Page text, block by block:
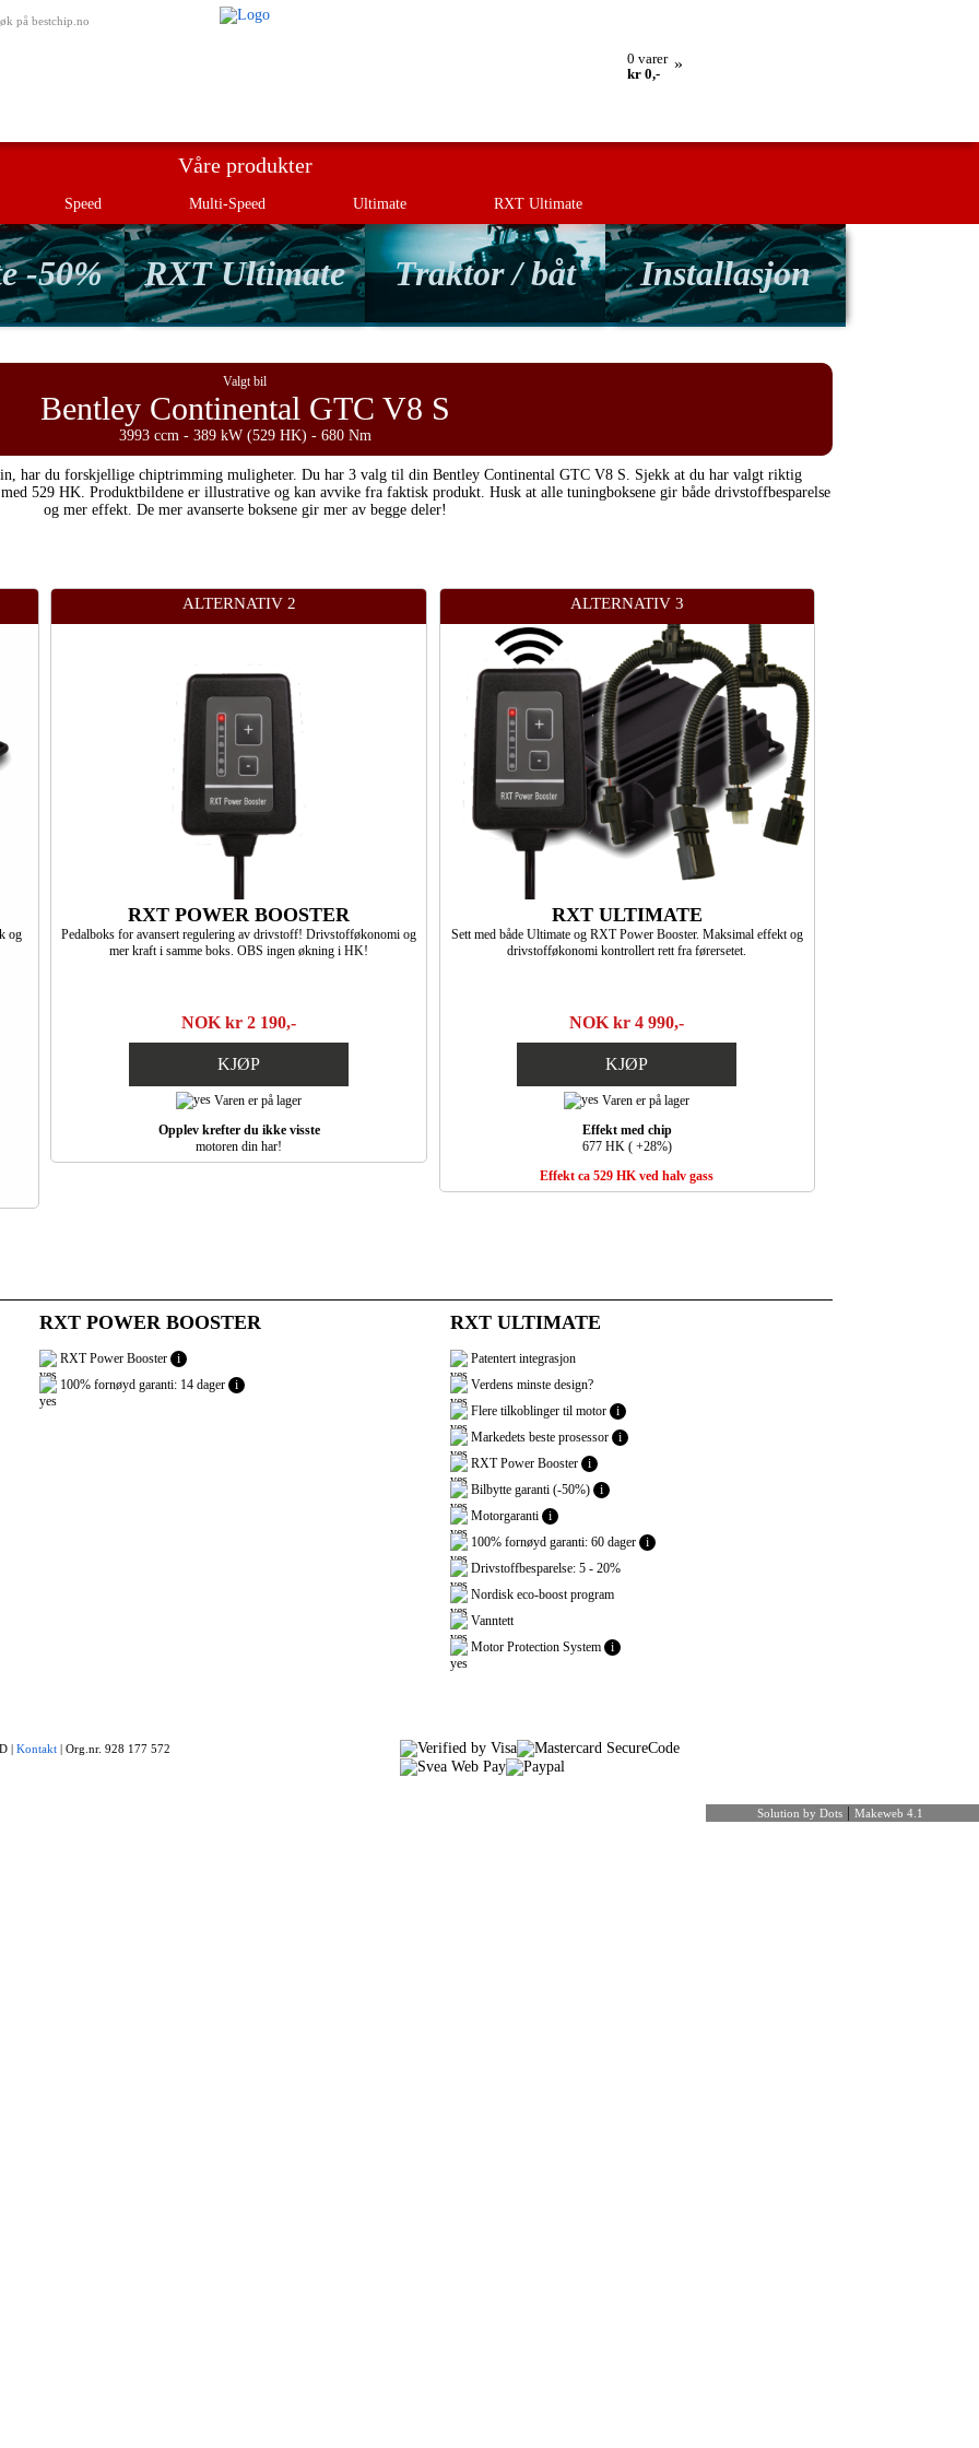
på bestchip.no
0 varer
kr 0,-
»
Våre produkter
Speed Multi-Speed Ultimate RXT Ultimate
-50% RXT Ultimate Traktor / båt Installasjon
Valgt bil
Bentley Continental GTC V8 S
3993 ccm - 389 kW (529 HK) - 680 Nm
har du forskjellige chiptrimming muligheter. Du har 3 valg til din Bentley Continental GTC V8 S. Sjekk at du har valgt riktig
529 HK. Produktbildene er illustrative og kan avvike fra faktisk produkt. Husk at alle tuningboksene gir både drivstoffbesparelse
og mer effekt. De mer avanserte boksene gir mer av begge deler!
og
ALTERNATIV 2
RXT POWER BOOSTER
Pedalboks for avansert regulering av drivstoff! Drivstofføkonomi og
mer kraft i samme boks. OBS ingen økning i HK!
NOK kr 2 190,-
KJØP
Varen er på lager
Opplev krefter du ikke visste
motoren din har!
ALTERNATIV 3
RXT ULTIMATE
Sett med både Ultimate og RXT Power Booster. Maksimal effekt og
drivstofføkonomi kontrollert rett fra førersetet.
NOK kr 4 990,-
KJØP
Varen er på lager
Effekt med chip
677 HK ( +28%)
Effekt ca 529 HK ved halv gass
RXT POWER BOOSTER
RXT Power Booster
i
100% fornøyd garanti: 14 dager
i
RXT ULTIMATE
Patentert integrasjon
Verdens minste design?
Flere tilkoblinger til motor
i
Markedets beste prosessor
i
RXT Power Booster
i
Bilbytte garanti (-50%)
i
Motorgaranti
i
100% fornøyd garanti: 60 dager
i
Drivstoffbesparelse: 5 - 20%
Nordisk eco-boost program
Vanntett
Motor Protection System
i
| Kontakt | Org.nr. 928 177 572
Solution by Dots | Makeweb 4.1